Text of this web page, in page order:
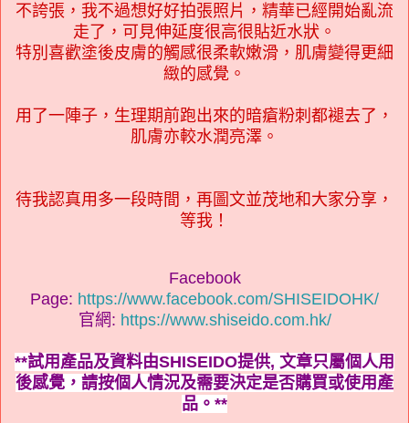
不誇張，我不過想好好拍張照片，精華已經開始亂流
走了，可見伸延度很高很貼近水狀。
特別喜歡塗後皮膚的觸感很柔軟嫩滑，肌膚變得更細
緻的感覺。
用了一陣子，生理期前跑出來的暗瘡粉刺都褪去了，
肌膚亦較水潤亮澤。
待我認真用多一段時間，再圖文並茂地和大家分享，
等我！
Facebook
Page: https://www.facebook.com/SHISEIDOHK/
官網: https://www.shiseido.com.hk/
**試用產品及資料由SHISEIDO提供, 文章只屬個人用
後感覺， 請按個人情況及需要決定是否購買或使用產
品。**